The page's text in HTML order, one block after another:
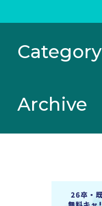
Category
Archive